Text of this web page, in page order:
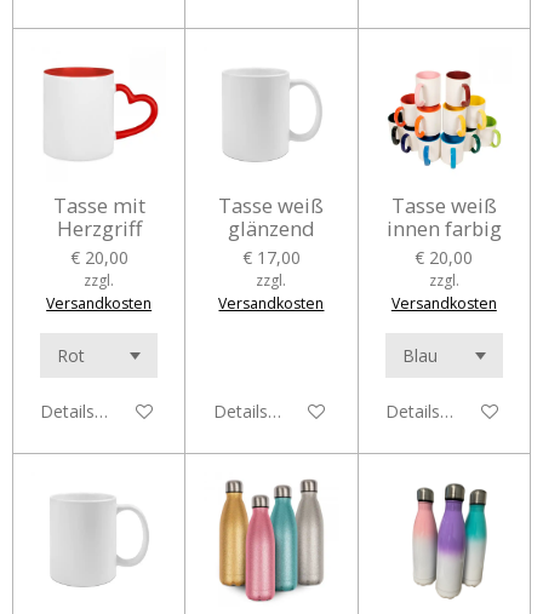
Tasse mit
Herzgriff
€ 20,00
zzgl.
Versandkosten
Details anzeigen
Tasse weiß
glänzend
€ 17,00
zzgl.
Versandkosten
Details anzeigen
Tasse weiß
innen farbig
€ 20,00
zzgl.
Versandkosten
Details anzeigen